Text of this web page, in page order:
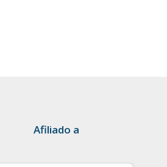
Afiliado a